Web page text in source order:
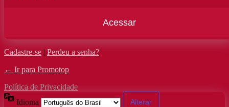
Cadastre-se | Perdeu a senha?
← Ir para Promotop
Política de Privacidade
Idioma